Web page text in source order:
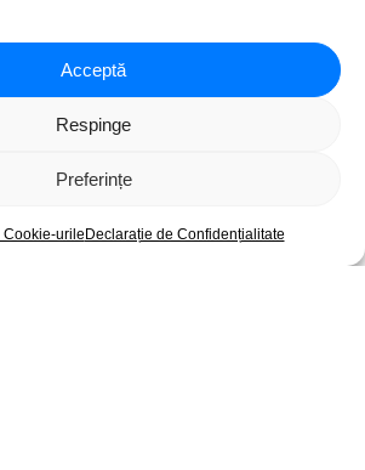
Acceptă
Respinge
Preferințe
Cookie-urile Declarație de Confidențialitate
Shop Blog Contact